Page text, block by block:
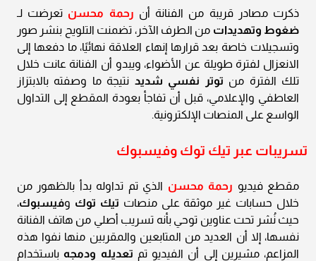
ذكرت مصادر قريبة من الفنانة أن رحمة محسن تعرضت لـ
ضغوط وتهديدات من الطرف الآخر، تضمنت التلويح بنشر صور
وتسجيلات خاصة بعد قرارها إنهاء العلاقة نهائيًا، ما دفعها إلى
الانعزال لفترة طويلة عن الأضواء، ويبدو أن الفنانة عانت خلال
تلك الفترة من توتر نفسي شديد نتيجة ما وصفته بالابتزاز
العاطفي والإعلامي، قبل أن تفاجأ بعودة المقطع إلى التداول
الواسع على المنصات الإلكترونية.
تسريبات عبر تيك توك وفيسبوك
مقطع فيديو رحمة محسن الذي تم تداوله بدأ بالظهور من
خلال حسابات غير موثقة على منصات تيك توك وفيسبوك،
حيث نُشر تحت عناوين توحي بأنه تسريب أصلي من هاتف الفنانة
نفسها، إلا أن العديد من المتابعين والمقربين منها نفوا هذه
المزاعم، مشيرين إلى أن الفيديو تم تعديله ودمجهباستخدام